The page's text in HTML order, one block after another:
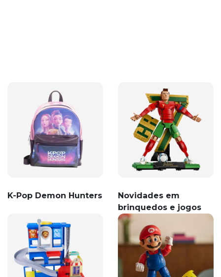
K-Pop Demon Hunters
Novidades em
brinquedos e jogos